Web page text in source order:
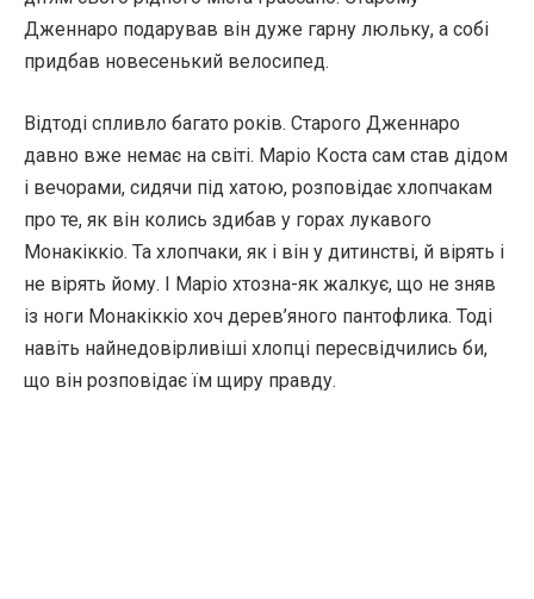
Дженнаро подарував він дуже гарну люльку, а собі
придбав новесенький велосипед.
Відтоді спливло багато років. Старого Дженнаро
давно вже немає на світі. Маріо Коста сам став дідом
і вечорами, сидячи під хатою, розповідає хлопчакам
про те, як він колись здибав у горах лукавого
Монакіккіо. Та хлопчаки, як і він у дитинстві, й вірять і
не вірять йому. І Маріо хтозна-як жалкує, що не зняв
із ноги Монакіккіо хоч дерев’яного пантофлика. Тоді
навіть найнедовірливіші хлопці пересвідчились би,
що він розповідає їм щиру правду.